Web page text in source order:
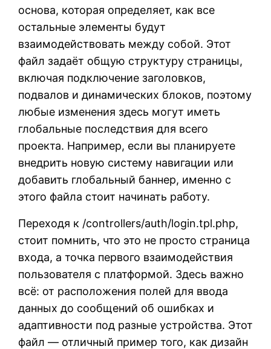
основа, которая определяет, как все
остальные элементы будут
взаимодействовать между собой. Этот
файл задаёт общую структуру страницы,
включая подключение заголовков,
подвалов и динамических блоков, поэтому
любые изменения здесь могут иметь
глобальные последствия для всего
проекта. Например, если вы планируете
внедрить новую систему навигации или
добавить глобальный баннер, именно с
этого файла стоит начинать работу.
Переходя к /controllers/auth/login.tpl.php,
стоит помнить, что это не просто страница
входа, а точка первого взаимодействия
пользователя с платформой. Здесь важно
всё: от расположения полей для ввода
данных до сообщений об ошибках и
адаптивности под разные устройства. Этот
файл — отличный пример того, как дизайн